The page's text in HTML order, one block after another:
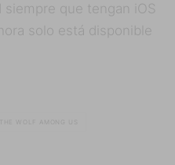
siempre que tengan iOS
solo está disponible
THE WOLF AMONG US